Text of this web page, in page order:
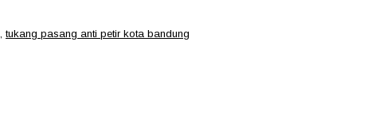
tukang pasang anti petir kota bandung